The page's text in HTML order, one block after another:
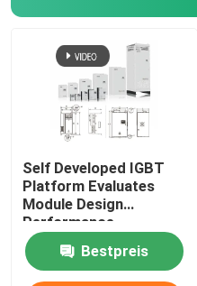
Self Developed IGBT
Platform Evaluates
Module Design
Performance
Bestpreis